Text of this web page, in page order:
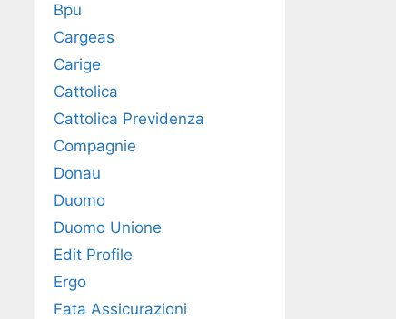
Bpu
Cargeas
Carige
Cattolica
Cattolica Previdenza
Compagnie
Donau
Duomo
Duomo Unione
Edit Profile
Ergo
Fata Assicurazioni